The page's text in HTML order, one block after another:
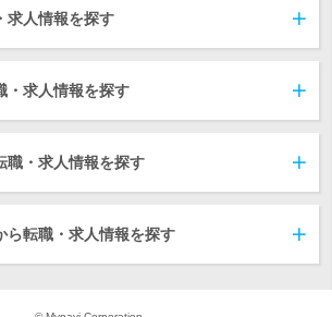
求人情報を探す
・求人情報を探す
職・求人情報を探す
ら転職・求人情報を探す